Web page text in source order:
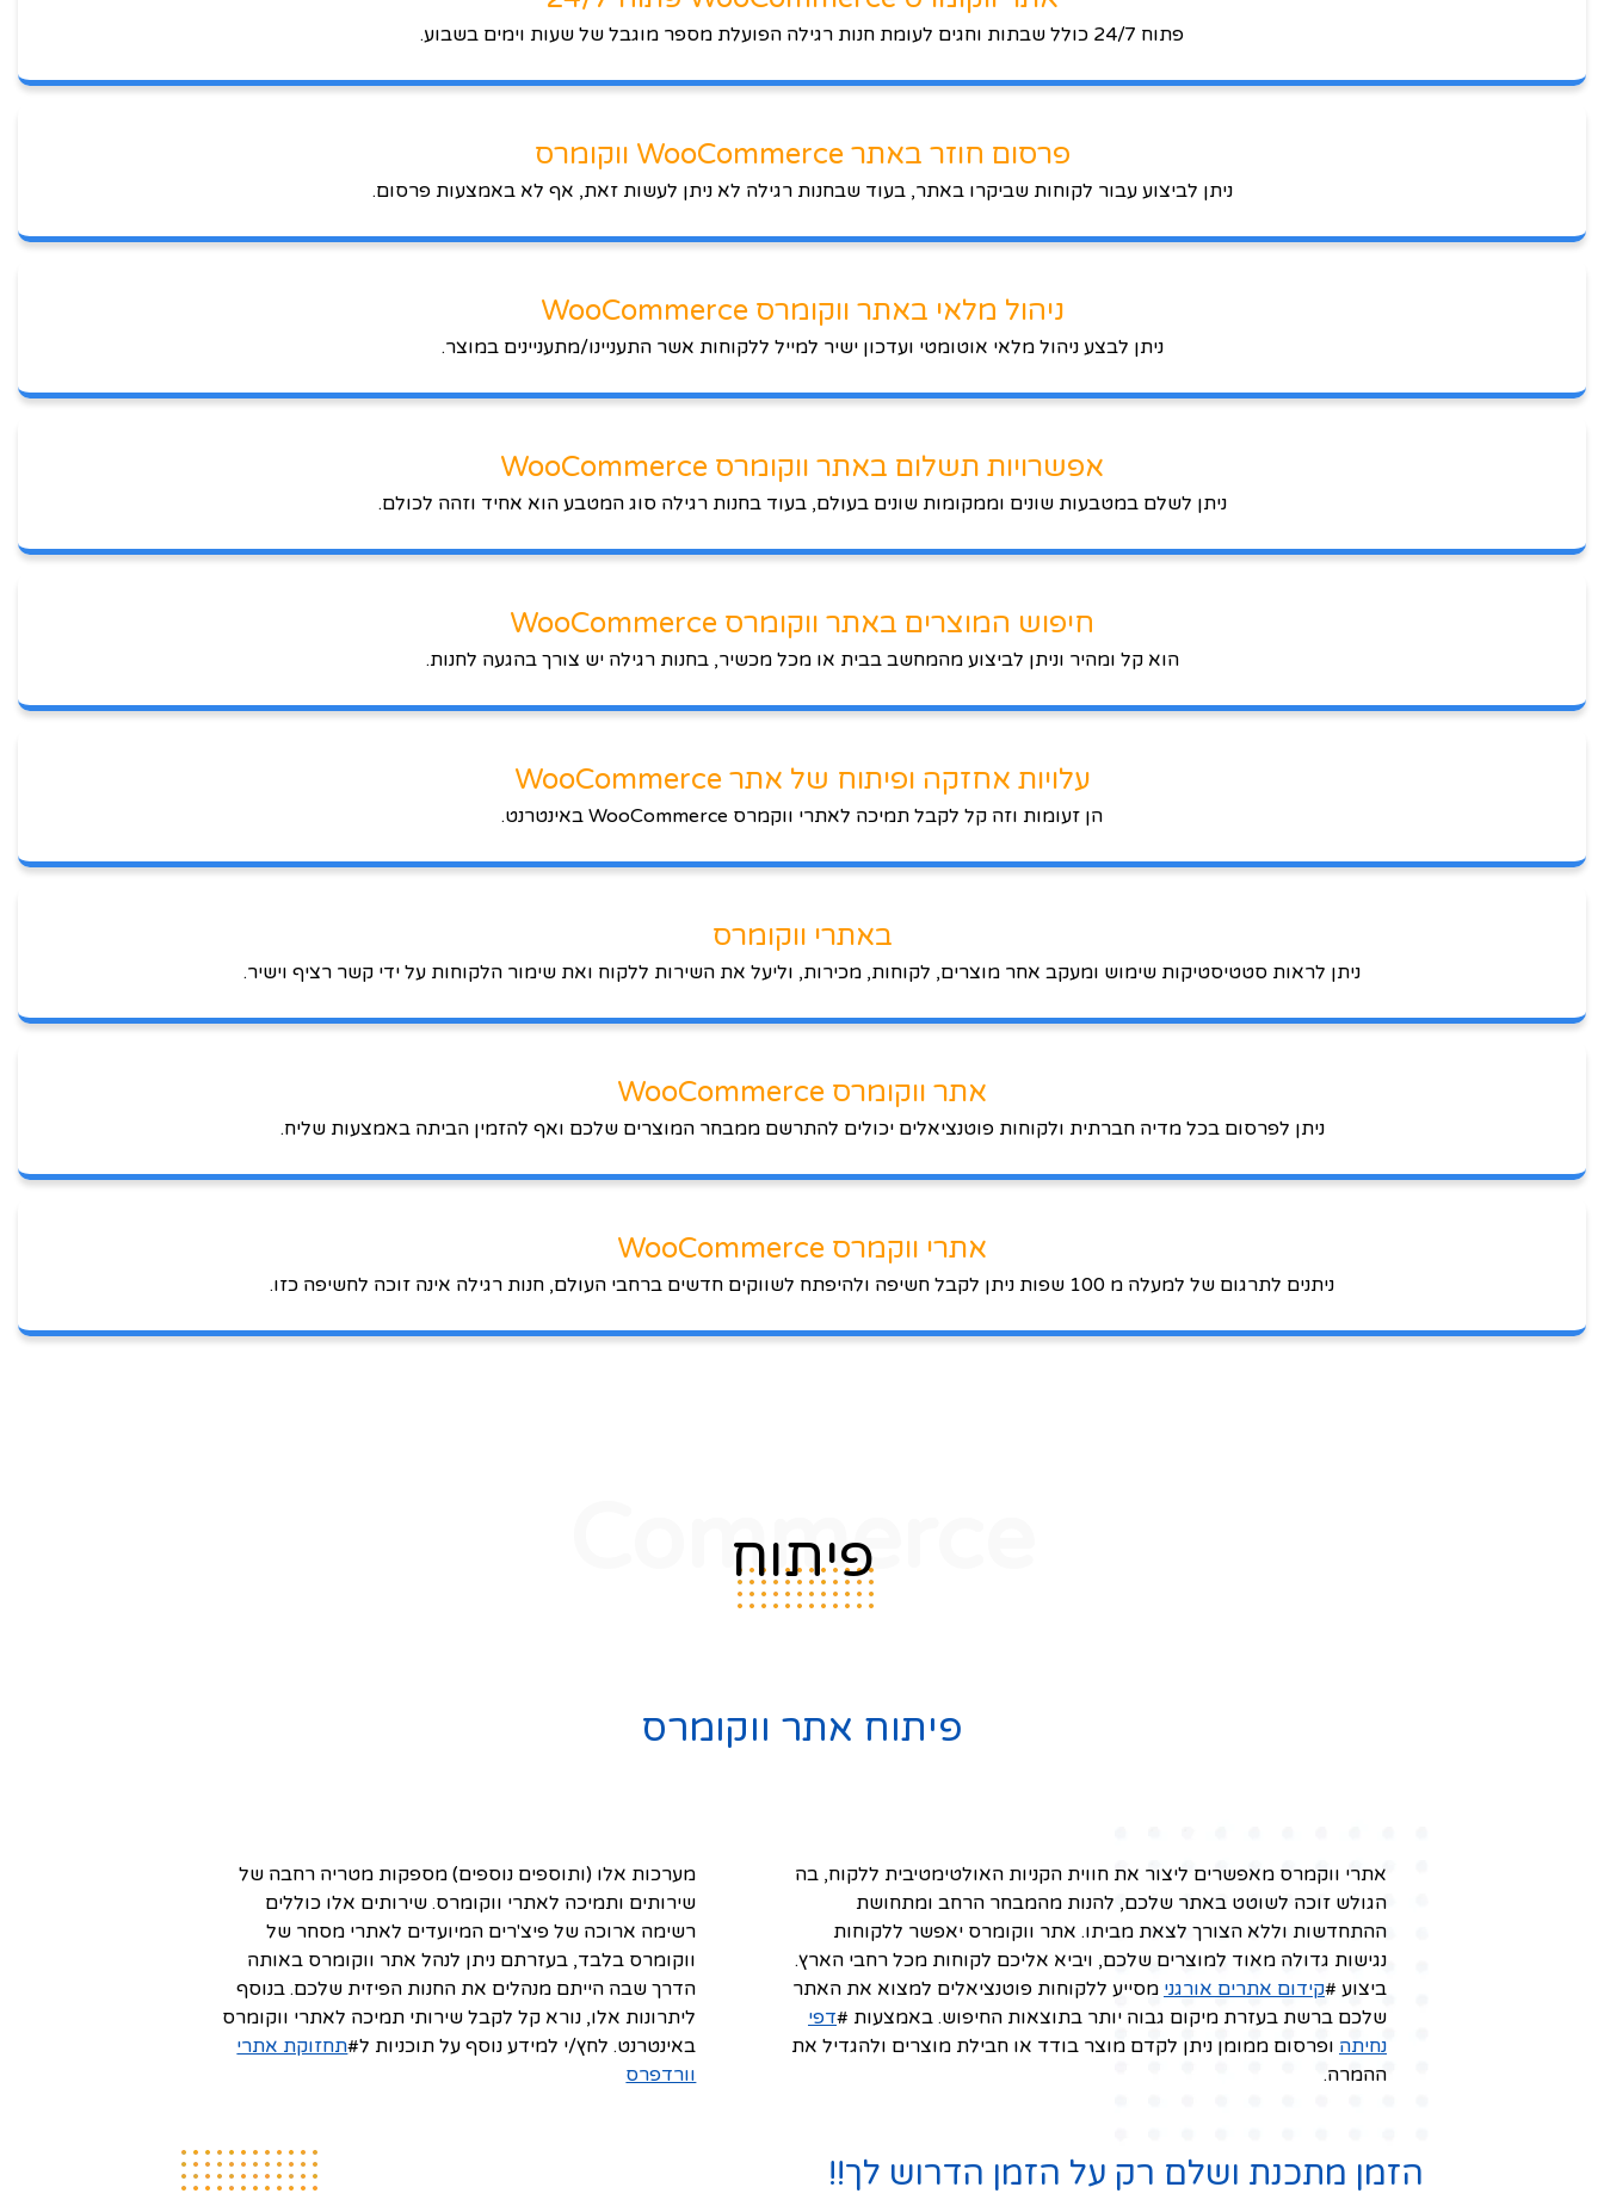
פתוח 24/7 כולל שבתות וחגים לעומת חנות רגילה הפועלת מספר מוגבל של שעות וימים בשבוע.
פרסום חוזר באתר WooCommerce ווקומרס
ניתן לביצוע עבור לקוחות שביקרו באתר, בעוד שבחנות רגילה לא ניתן לעשות זאת, אף לא באמצעות פרסום.
ניהול מלאי באתר ווקומרס WooCommerce
ניתן לבצע ניהול מלאי אוטומטי ועדכון ישיר למייל ללקוחות אשר התעניינו/מתעניינים במוצר.
אפשרויות תשלום באתר ווקומרס WooCommerce
ניתן לשלם במטבעות שונים וממקומות שונים בעולם, בעוד בחנות רגילה סוג המטבע הוא אחיד וזהה לכולם.
חיפוש המוצרים באתר ווקומרס WooCommerce
הוא קל ומהיר וניתן לביצוע מהמחשב בבית או מכל מכשיר, בחנות רגילה יש צורך בהגעה לחנות.
עלויות אחזקה ופיתוח של אתר WooCommerce
הן זעומות וזה קל לקבל תמיכה לאתרי ווקמרס WooCommerce באינטרנט.
באתרי ווקומרס
ניתן לראות סטטיסטיקות שימוש ומעקב אחר מוצרים, לקוחות, מכירות, וליעל את השירות ללקוח ואת שימור הלקוחות על ידי קשר רציף וישיר.
אתר ווקומרס WooCommerce
ניתן לפרסום בכל מדיה חברתית ולקוחות פוטנציאלים יכולים להתרשם ממבחר המוצרים שלכם ואף להזמין הביתה באמצעות שליח.
אתרי ווקמרס WooCommerce
ניתנים לתרגום של למעלה מ 100 שפות ניתן לקבל חשיפה ולהיפתח לשווקים חדשים ברחבי העולם, חנות רגילה אינה זוכה לחשיפה כזו.
Commerce
פיתוח
פיתוח אתר ווקומרס
אתרי ווקמרס מאפשרים ליצור את חווית הקניות האולטימטיבית ללקוח, בה
הגולש זוכה לשוטט באתר שלכם, להנות מהמבחר הרחב ומתחושת
ההתחדשות וללא הצורך לצאת מביתו. אתר ווקומרס יאפשר ללקוחות
נגישות גדולה מאוד למוצרים שלכם, ויביא אליכם לקוחות מכל רחבי הארץ.
ביצוע #קידום אתרים אורגני מסייע ללקוחות פוטנציאלים למצוא את האתר
שלכם ברשת בעזרת מיקום גבוה יותר בתוצאות החיפוש. באמצעות #דפי
נחיתה ופרסום ממומן ניתן לקדם מוצר בודד או חבילת מוצרים ולהגדיל את
ההמרה.
מערכות אלו (ותוספים נוספים) מספקות מטריה רחבה של
שירותים ותמיכה לאתרי ווקומרס. שירותים אלו כוללים
רשימה ארוכה של פיצ'רים המיועדים לאתרי מסחר של
ווקומרס בלבד, בעזרתם ניתן לנהל אתר ווקומרס באותה
הדרך שבה הייתם מנהלים את החנות הפיזית שלכם. בנוסף
ליתרונות אלו, נורא קל לקבל שירותי תמיכה לאתרי ווקומרס
באינטרנט. לחץ/י למידע נוסף על תוכניות ל#תחזוקת אתרי
וורדפרס
הזמן מתכנת ושלם רק על הזמן הדרוש לך!!